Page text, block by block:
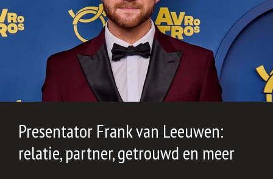
Presentator Frank van Leeuwen:
relatie, partner, getrouwd en meer